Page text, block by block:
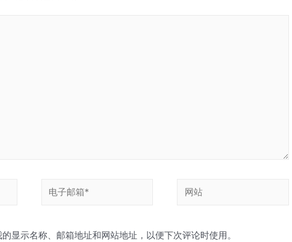
电
箱
网
显示名称、邮箱地址和网站地址，以便下次评论时使用。